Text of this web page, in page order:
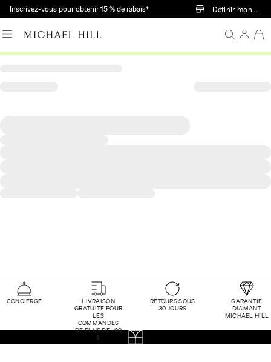
Passer au contenu principal
Inscrivez-vous pour obtenir 15 % de rabais† Définir mon
CONCIERGE
LIVRAISON
GRATUITE POUR
LES
COMMANDES
DE PLUS DE 100
$
RETOURS SOUS
30 JOURS
GARANTIE
DIAMANT
MICHAEL HILL